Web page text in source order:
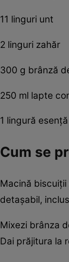
11 linguri unt
2 linguri zahăr
300 g brânză
250 ml lapte
1 lingură
Cum se
Macină
detaşabil,
Mixezi brânza
Dai prăjitura la